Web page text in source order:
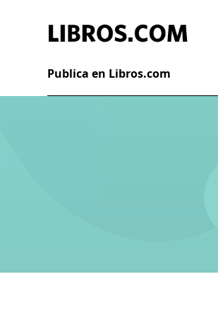
Publica en Libros.com